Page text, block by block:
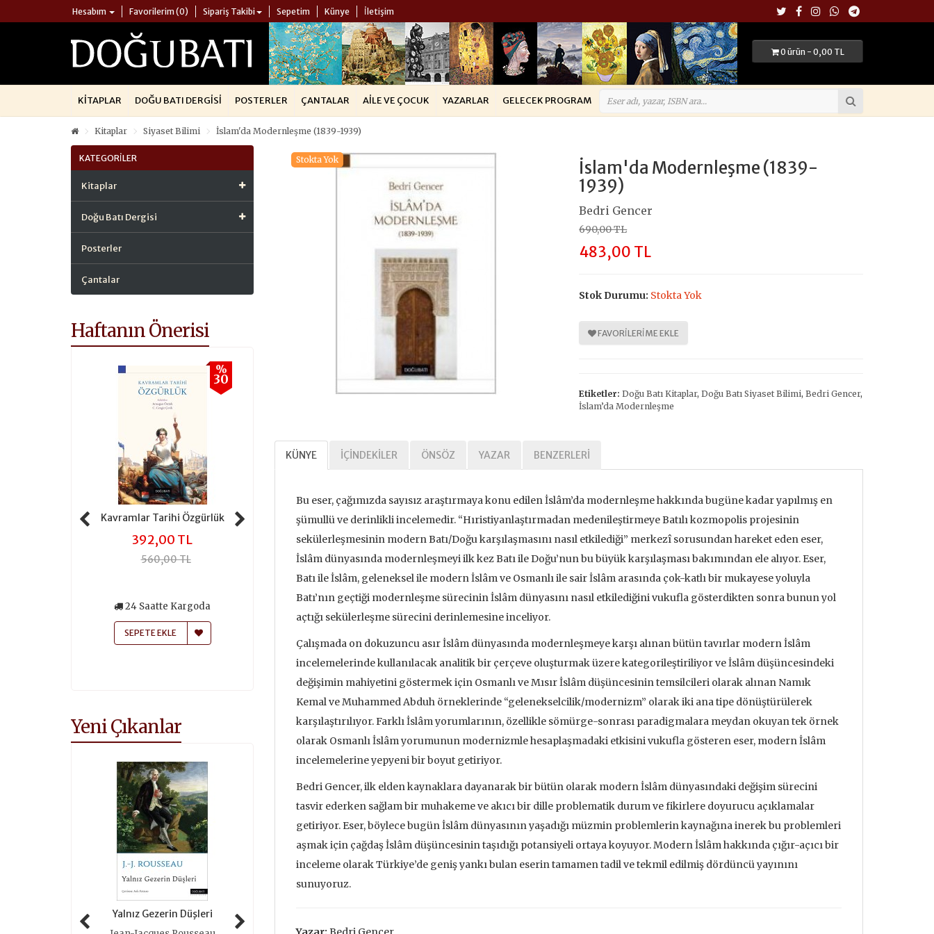
Hesabım Favorilerim (0) Sipariş Takibi Sepetim Künye İletişim
0 ürün - 0,00 TL
KITAPLAR DOĞU BATI DERGISI POSTERLER ÇANTALAR AILE VE ÇOCUK YAZARLAR GELECEK PROGRAM
Kitaplar Siyaset Bilimi İslam'da Modernleşme (1839-1939)
KATEGORILER
Kitaplar
Doğu Batı Dergisi
Posterler
Çantalar
Haftanın Önerisi
%
30
Kavramlar Tarihi Özgürlük
392,00 TL
560,00 TL
24 Saatte Kargoda
SEPETE EKLE
30
Kavramlar Tarihi Adalet
301,00 TL
430,00 TL
24 Saatte Kargoda
Kavramlar Tarihi Özgürlük
392,00 TL
560,00 TL
Yeni Çıkanlar
Yalnız Gezerin Düşleri
Stokta Yok
İslam'da Modernleşme (1839-
1939)
Bedri Gencer
690,00 TL
483,00 TL
Stok Durumu: Stokta Yok
FAVORILERIME EKLE
Etiketler: Doğu Batı Kitaplar,Doğu Batı Siyaset Bilimi,Bedri Gencer,
İslam’da Modernleşme
KÜNYE İÇINDEKILER ÖNSÖZ YAZAR BENZERLERI
Bu eser, çağımızda sayısız araştırmaya konu edilen İslâm’da modernleşme hakkında bugüne kadar yapılmış en
şümullü ve derinlikli incelemedir. “Hıristiyanlaştırmadan medenileştirmeye Batılı kozmopolis projesinin
sekülerleşmesinin modern Batı/Doğu karşılaşmasını nasıl etkilediği” merkezî sorusundan hareket eden eser,
İslâm dünyasında modernleşmeyi ilk kez Batı ile Doğu’nun bu büyük karşılaşması bakımından ele alıyor. Eser,
Batı ile İslâm, geleneksel ile modern İslâm ve Osmanlı ile sair İslâm arasında çok-katlı bir mukayese yoluyla
Batı’nın geçtiği modernleşme sürecinin İslâm dünyasını nasıl etkilediğini vukufla gösterdikten sonra bunun yol
açtığı sekülerleşme sürecini derinlemesine inceliyor.
Çalışmada on dokuzuncu asır İslâm dünyasında modernleşmeye karşı alınan bütün tavırlar modern İslâm
incelemelerinde kullanılacak analitik bir çerçeve oluşturmak üzere kategorileştiriliyor ve İslâm düşüncesindeki
değişimin mahiyetini göstermek için Osmanlı ve Mısır İslâm düşüncesinin temsilcileri olarak alınan Namık
Kemal ve Muhammed Abduh örneklerinde “gelenekselcilik/modernizm” olarak iki ana tipe dönüştürülerek
karşılaştırılıyor. Farklı İslâm yorumlarının, özellikle sömürge-sonrası paradigmalara meydan okuyan tek örnek
olarak Osmanlı İslâm yorumunun modernizmle hesaplaşmadaki etkisini vukufla gösteren eser, modern İslâm
incelemelerine yepyeni bir boyut getiriyor.
Bedri Gencer, ilk elden kaynaklara dayanarak bir bütün olarak modern İslâm dünyasındaki değişim sürecini
tasvir ederken sağlam bir muhakeme ve akıcı bir dille problematik durum ve fikirlere doyurucu açıklamalar
getiriyor. Eser, böylece bugün İslâm dünyasının yaşadığı müzmin problemlerin kaynağına inerek bu problemleri
aşmak için çağdaş İslâm düşüncesinin taşıdığı potansiyeli ortaya koyuyor. Modern İslâm hakkında çığır-açıcı bir
inceleme olarak Türkiye’de geniş yankı bulan eserin tamamen tadil ve tekmil edilmiş dördüncü yayınını
sunuyoruz.